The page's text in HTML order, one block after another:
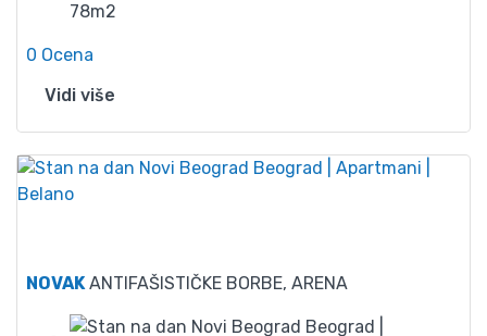
78m2
0 Ocena
Vidi više
NOVAK ANTIFAŠISTIČKE BORBE, ARENA